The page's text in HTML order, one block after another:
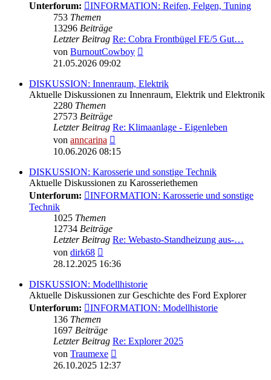
Unterforum:
INFORMATION: Reifen, Felgen, Tuning
753 Themen
13296 Beiträge
Letzter Beitrag Re: Cobra Frontbügel FE/5 Gut…
von BurnoutCowboy
21.05.2026 09:02
DISKUSSION: Innenraum, Elektrik
Aktuelle Diskussionen zu Innenraum, Elektrik und Elektronik
2280 Themen
27573 Beiträge
Letzter Beitrag Re: Klimaanlage - Eigenleben
von anncarina
Beitrag
10.06.2026 08:15
DISKUSSION: Karosserie und sonstige Technik
Aktuelle Diskussionen zu Karosseriethemen
Unterforum:
INFORMATION: Karosserie und sonstige
Technik
1025 Themen
12734 Beiträge
Letzter Beitrag Re: Webasto-Standheizung aus-…
von dirk68
Beitrag
28.12.2025 16:36
DISKUSSION: Modellhistorie
Aktuelle Diskussionen zur Geschichte des Ford Explorer
Unterforum:
INFORMATION: Modellhistorie
136 Themen
1697 Beiträge
Letzter Beitrag Re: Explorer 2025
von Traumexe
Beitrag
26.10.2025 12:37